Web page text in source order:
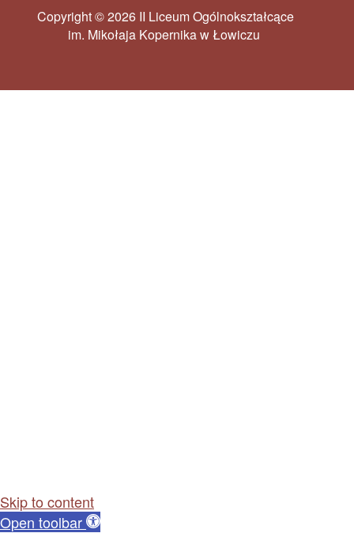
Copyright © 2026 II Liceum Ogólnokształcące
im. Mikołaja Kopernika w Łowiczu
Skip to content
Open toolbar